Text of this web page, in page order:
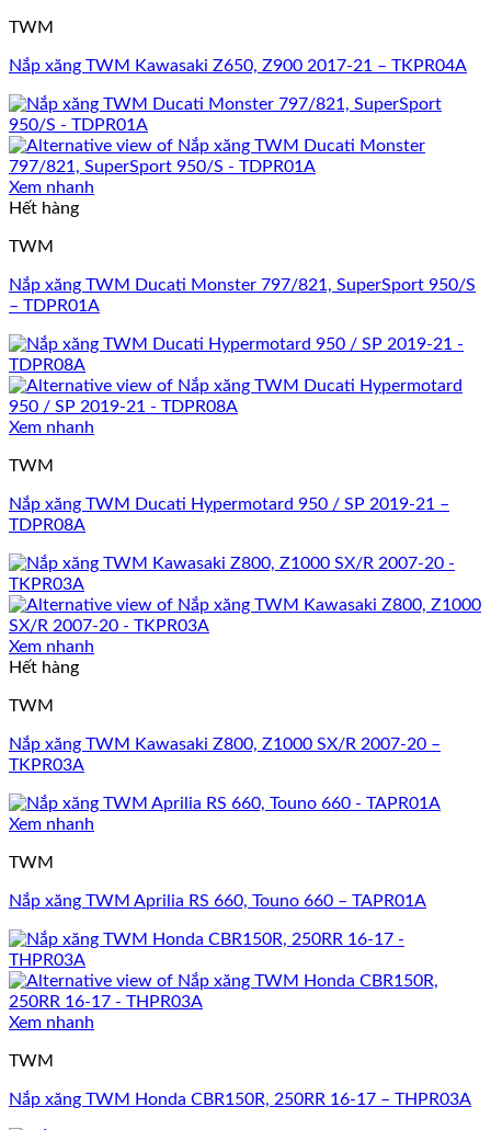
TWM
Nắp xăng TWM Kawasaki Z650, Z900 2017-21 – TKPR04A
Xem nhanh
Hết hàng
TWM
Nắp xăng TWM Ducati Monster 797/821, SuperSport 950/S
– TDPR01A
Xem nhanh
TWM
Nắp xăng TWM Ducati Hypermotard 950 / SP 2019-21 –
TDPR08A
Xem nhanh
Hết hàng
TWM
Nắp xăng TWM Kawasaki Z800, Z1000 SX/R 2007-20 –
TKPR03A
Xem nhanh
TWM
Nắp xăng TWM Aprilia RS 660, Touno 660 – TAPR01A
Xem nhanh
TWM
Nắp xăng TWM Honda CBR150R, 250RR 16-17 – THPR03A